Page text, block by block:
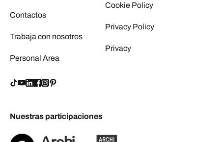
Contactos
Trabaja con nosotros
Personal Area
Cookie Policy
Privacy Policy
Privacy
Nuestras participaciones